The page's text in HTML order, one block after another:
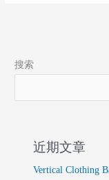
搜索
近期文章
Vertical Clothing